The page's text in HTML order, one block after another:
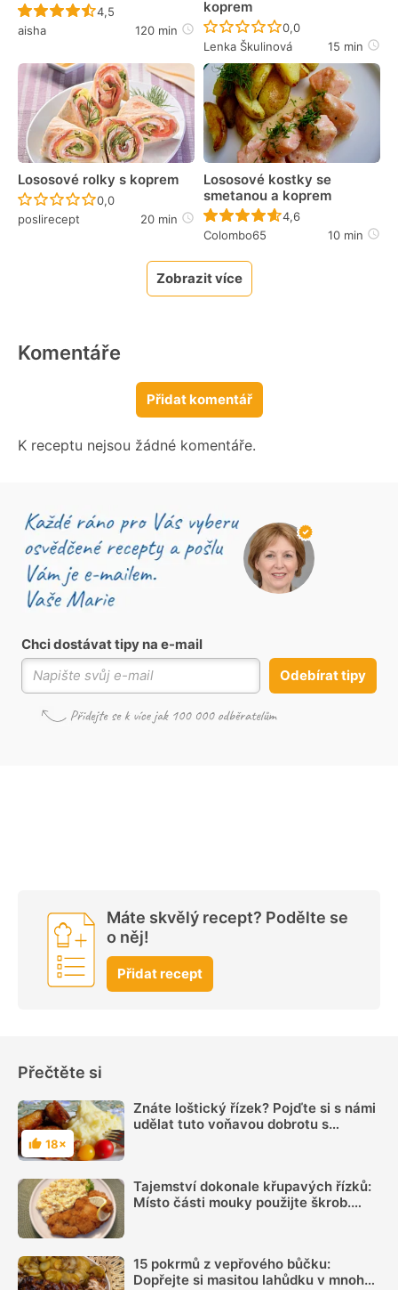
Recept ještě nebyl hodnocen
4,5
aisha
120 min
koprem
Recept ještě nebyl
0,0
Lenka Škulinová
15 min
Lososové rolky s koprem
Recept ještě nebyl hodnocen
0,0
poslirecept
20 min
Lososové kostky se
smetanou a koprem
Recept ještě nebyl
4,6
Colombo65
10 min
Zobrazit více
Komentáře
Přidat komentář
K receptu nejsou žádné komentáře.
Chci dostávat tipy na e-mail
Odebírat tipy
Máte skvělý recept? Podělte se
o něj!
Přidat recept
Přečtěte si
Hodnocení
18×
Znáte loštický řízek? Pojďte si s námi
udělat tuto voňavou dobrotu s
Tajemství dokonale křupavých řízků:
Místo části mouky použijte škrob.
15 pokrmů z vepřového bůčku:
Dopřejte si masitou lahůdku v mnoha